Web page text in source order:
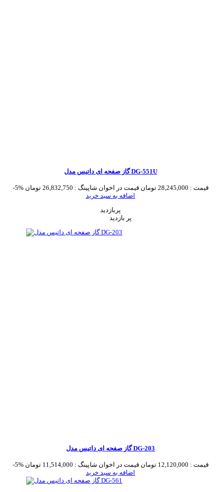
گاز صفحه ای داتیس مدل DG-551U
-5% قیمت : 28,245,000 تومان قیمت در اخوان شاپینگ : 26,832,750 تومان
اضافه به سبد خرید
پربازدید
پر بازدید
گاز صفحه ای داتیس مدل DG-203
-5% قیمت : 12,120,000 تومان قیمت در اخوان شاپینگ : 11,514,000 تومان
اضافه به سبد خرید